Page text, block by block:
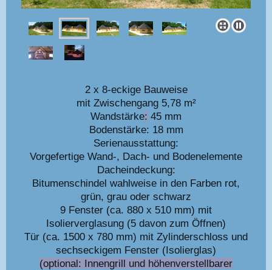
2 x 8-eckige Bauweise
mit Zwischengang 5,78 m²
Wandstärke: 45 mm
Bodenstärke: 18 mm
Serienausstattung:
Vorgefertige Wand-, Dach- und Bodenelemente
Dacheindeckung:
Bitumenschindel wahlweise in den Farben rot,
grün, grau oder schwarz
9 Fenster (ca. 880 x 510 mm) mit
Isolierverglasung (5 davon zum Öffnen)
Tür (ca. 1500 x 780 mm) mit Zylinderschloss und
sechseckigem Fenster (Isolierglas)
(optional: Innengrill und höhenverstellbarer